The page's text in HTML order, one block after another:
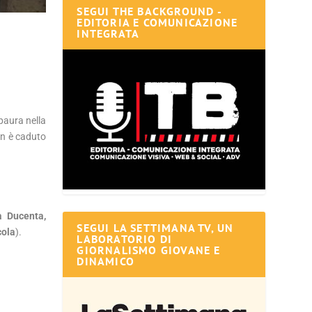
nella
è caduto
Ducenta,
).
SEGUI THE BACKGROUND -
EDITORIA E COMUNICAZIONE
INTEGRATA
SEGUI LA SETTIMANA TV, UN
LABORATORIO DI
GIORNALISMO GIOVANE E
DINAMICO